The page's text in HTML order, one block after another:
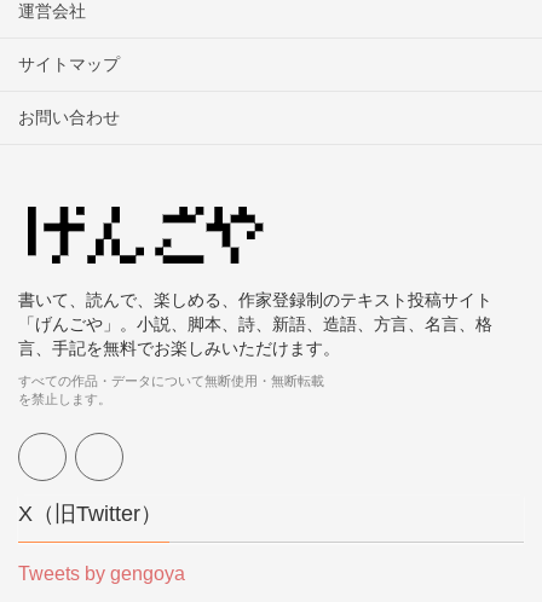
運営会社
サイトマップ
お問い合わせ
書いて、読んで、楽しめる、作家登録制のテキスト投稿サイト
「げんごや」。小説、脚本、詩、新語、造語、方言、名言、格
言、手記を無料でお楽しみいただけます。
すべての作品・データについて無断使用・無断転載
を禁止します。
X（旧Twitter）
Tweets by gengoya